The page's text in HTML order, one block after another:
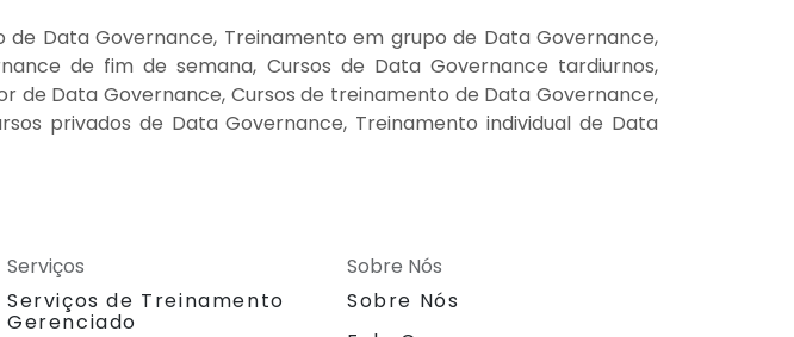
Data Governance, Treinamento em grupo de Data Governance,
de fim de semana, Cursos de Data Governance tardiurnos,
de Data Governance, Cursos de treinamento de Data Governance,
privados de Data Governance, Treinamento individual de Data
Serviços
Serviços de Treinamento
Gerenciado
Sobre Nós
Sobre Nós